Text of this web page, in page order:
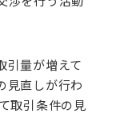
引量が増えて
見直しが行わ
取引条件の見